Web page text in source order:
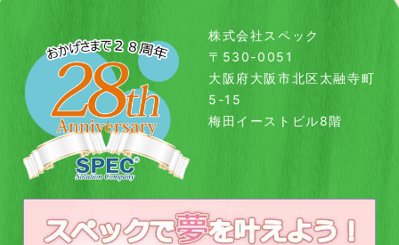
株式会社スペック
〒530-0051
大阪府大阪市北区太融寺町
5-15
梅田イーストビル8階